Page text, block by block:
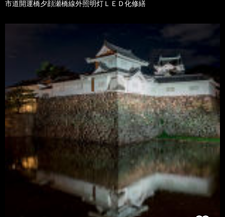
市道開運橋夕顔瀬橋線外照明灯ＬＥＤ化修繕